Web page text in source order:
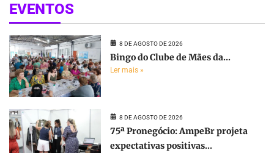
EVENTOS
8 DE AGOSTO DE 2026
Bingo do Clube de Mães da...
Ler mais »
8 DE AGOSTO DE 2026
75ª Pronegócio: AmpeBr projeta
expectativas positivas...